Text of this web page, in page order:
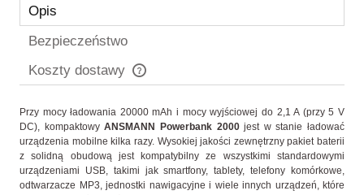
Opis
Bezpieczeństwo
Koszty dostawy
Cena nie zawiera ewentualnych kosztów płatności
Przy mocy ładowania 20000 mAh i mocy wyjściowej do 2,1 A (przy 5 V
DC), kompaktowyANSMANN Powerbank 2000jest w stanie ładować
urządzenia mobilne kilka razy. Wysokiej jakości zewnętrzny pakiet baterii
z solidną obudową jest kompatybilny ze wszystkimi standardowymi
urządzeniami USB, takimi jak smartfony, tablety, telefony komórkowe,
odtwarzacze MP3, jednostki nawigacyjne i wiele innych urządzeń, które